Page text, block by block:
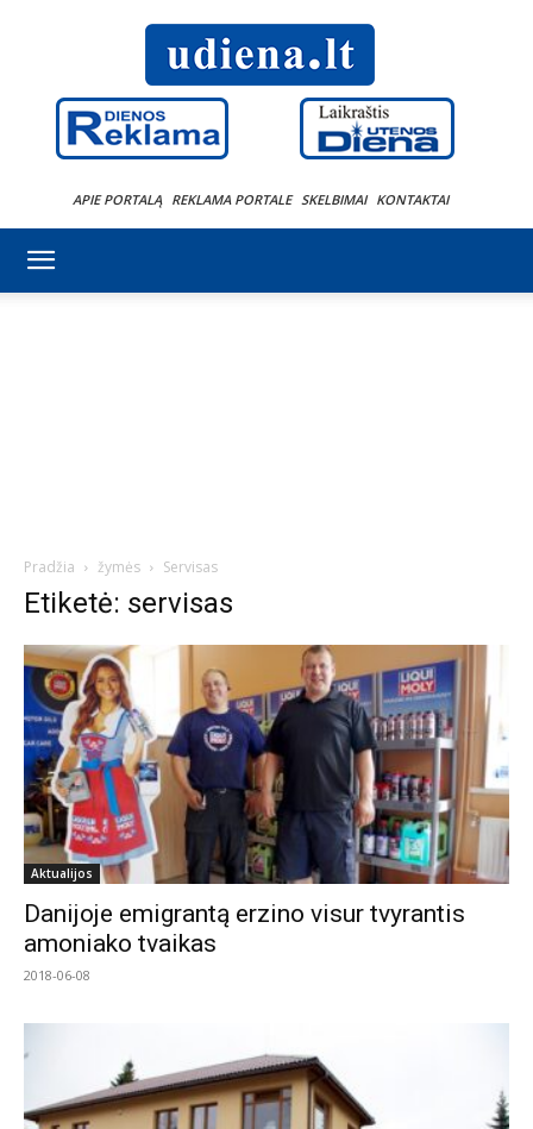
APIE PORTALĄ REKLAMA PORTALE SKELBIMAI KONTAKTAI
Pradžia žymės Servisas
Etiketė: servisas
Aktualijos
Danijoje emigrantą erzino visur tvyrantis
amoniako tvaikas
2018-06-08